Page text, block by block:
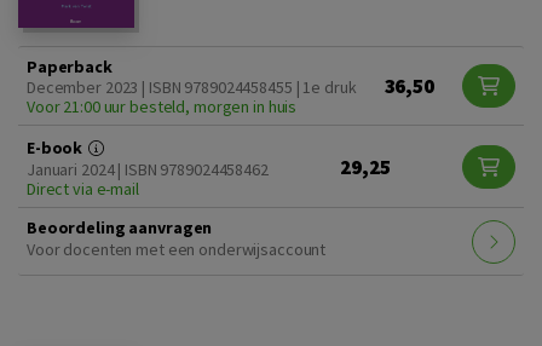
Paperback
December 2023 | ISBN 9789024458455 | 1e druk
Voor 21:00 uur besteld, morgen in huis
36,50
E-book
Januari 2024 | ISBN 9789024458462
Direct via e-mail
29,25
Beoordeling aanvragen
Voor docenten met een onderwijsaccount